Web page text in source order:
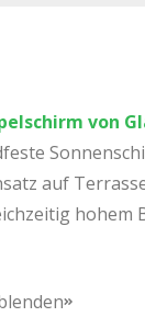
von
auf
hohem